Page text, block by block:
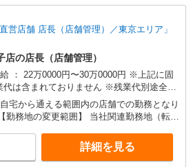
営店舗 店長（店舗管理）／東京エリア」
店の店長（店舗管理）
： 22万0000円〜30万0000円 ※上記に固
代は含まれておりません ※残業代別途全額
経験・スキル等を考慮の上でご提示します
】 ・時間外勤務手当、休日勤務手当、深夜
当 ・店舗勤務手当 ・職長手当（店長就任
昇給】 昇給あり（4月） 【賞
2回（7月・12月） ※試用期間6ヶ月を除く
宅から通える範囲内の店舗での勤務となり
詳細を見る